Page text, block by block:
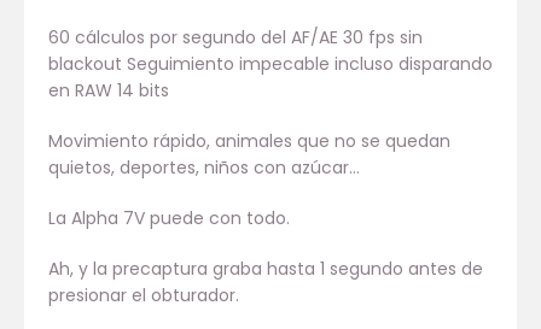
60 cálculos por segundo del AF/AE 30 fps sin
blackout Seguimiento impecable incluso disparando
en RAW 14 bits
Movimiento rápido, animales que no se quedan
quietos, deportes, niños con azúcar…
La Alpha 7V puede con todo.
Ah, y la precaptura graba hasta 1 segundo antes de
presionar el obturador.